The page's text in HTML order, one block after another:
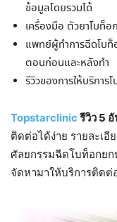
ข้อมูลโดยรวมได้
เครื่องมือ ตัวยาโบท็
แพทย์ผู้ทำการฉีดโบท็
ตอนก่อนและหลังทำ
รีวิวของการให้บริกา
Topstarclinic รีวิว 5
ติดต่อได้ง่าย รายละเ
ศัลยกรรมฉีดโบท็อกยก
จัดหามาให้บริการติด